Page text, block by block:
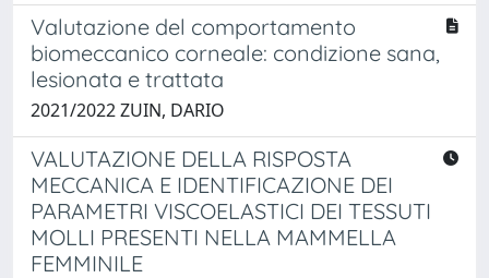
Valutazione del comportamento
biomeccanico corneale: condizione sana,
lesionata e trattata
2021/2022 ZUIN, DARIO
VALUTAZIONE DELLA RISPOSTA
MECCANICA E IDENTIFICAZIONE DEI
PARAMETRI VISCOELASTICI DEI TESSUTI
MOLLI PRESENTI NELLA MAMMELLA
FEMMINILE